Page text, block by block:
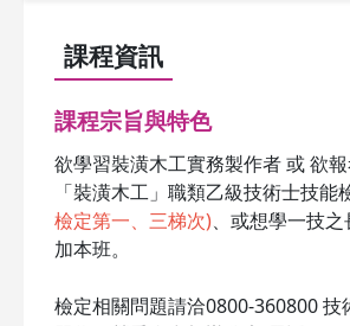
課程資訊
課程宗旨與特色
欲學習裝潢木工實務製作者 或 欲
「裝潢木工」職類乙級技術士技能
檢定第一、三梯次)、或想學一技
加本班。
檢定相關問題請洽0800-360800 技